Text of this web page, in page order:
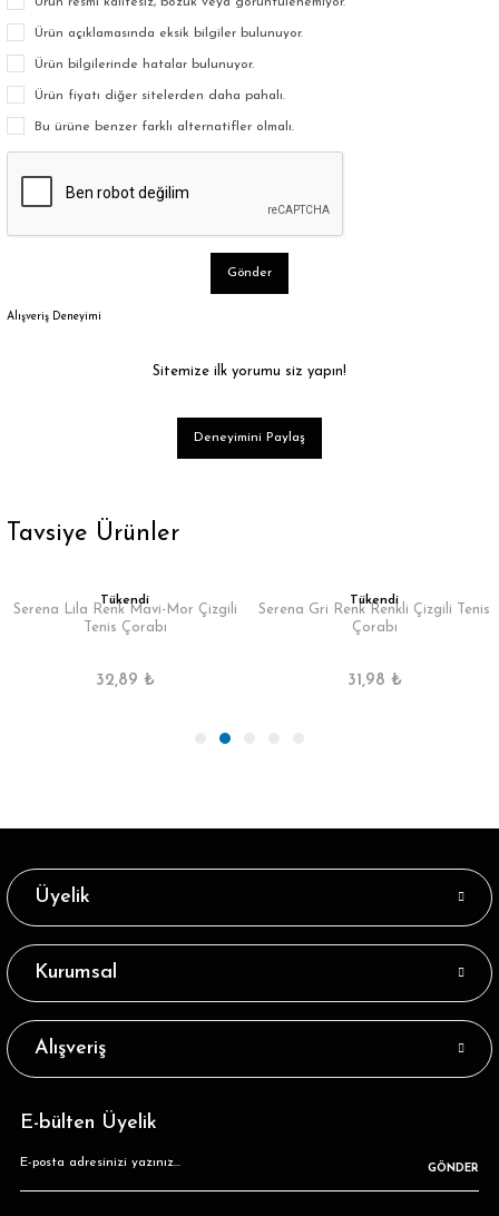
Ürün açıklamasında eksik bilgiler bulunuyor.
Ürün bilgilerinde hatalar bulunuyor.
Ürün fiyatı diğer sitelerden daha pahalı.
Bu ürüne benzer farklı alternatifler olmalı.
Gönder
Alışveriş Deneyimi
Sitemize ilk yorumu siz yapın!
Deneyimini Paylaş
Tavsiye Ürünler
Tükendi
Serena Lila Renk Mavi-Mor Çizgili
Tenis Çorabı
32,89 ₺
Tükendi
Serena Gri Renk Renkli Çizgili Tenis
Çorabı
31,98 ₺
Üyelik
Kurumsal
Alışveriş
E-bülten Üyelik
GÖNDER